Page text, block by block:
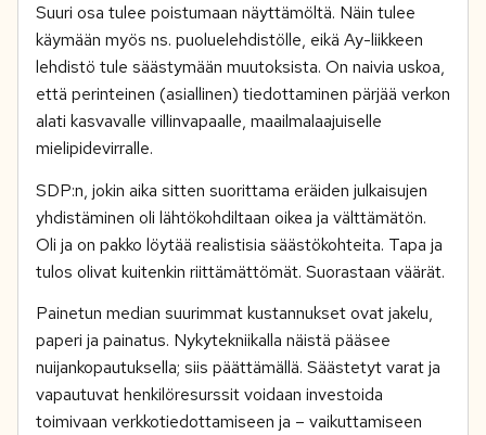
Suuri osa tulee poistumaan näyttämöltä. Näin tulee
käymään myös ns. puoluelehdistölle, eikä Ay-liikkeen
lehdistö tule säästymään muutoksista. On naivia uskoa,
että perinteinen (asiallinen) tiedottaminen pärjää verkon
alati kasvavalle villinvapaalle, maailmalaajuiselle
mielipidevirralle.
SDP:n, jokin aika sitten suorittama eräiden julkaisujen
yhdistäminen oli lähtökohdiltaan oikea ja välttämätön.
Oli ja on pakko löytää realistisia säästökohteita. Tapa ja
tulos olivat kuitenkin riittämättömät. Suorastaan väärät.
Painetun median suurimmat kustannukset ovat jakelu,
paperi ja painatus. Nykytekniikalla näistä pääsee
nuijankopautuksella; siis päättämällä. Säästetyt varat ja
vapautuvat henkilöresurssit voidaan investoida
toimivaan verkkotiedottamiseen ja – vaikuttamiseen